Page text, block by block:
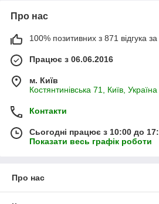
Про нас
100% позитивних з 871 відгука за
Працює з 06.06.2016
м. Київ
Костянтинівська 71, Київ, Україна
Контакти
Сьогодні працює з 10:00 до
Показати весь графік роботи
Про нас